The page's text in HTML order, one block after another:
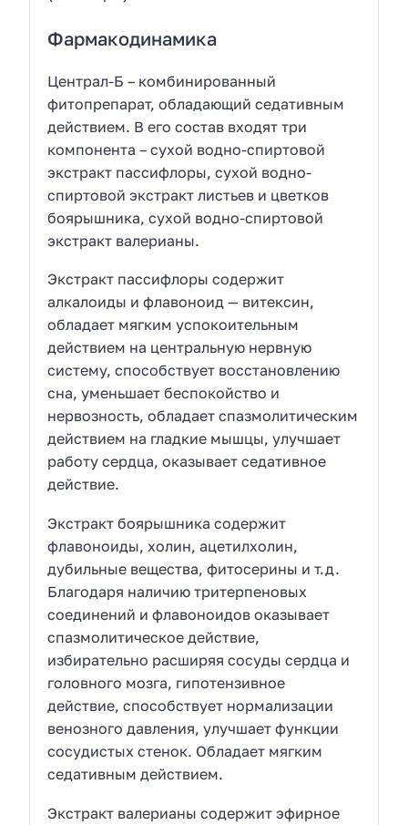
Фармакодинамика
Централ-Б – комбинированный
фитопрепарат, обладающий седативным
действием. В его состав входят три
компонента – сухой водно-спиртовой
экстракт пассифлоры, сухой водно-
спиртовой экстракт листьев и цветков
боярышника, сухой водно-спиртовой
экстракт валерианы.
Экстракт пассифлоры содержит
алкалоиды и флавоноид — витексин,
обладает мягким успокоительным
действием на центральную нервную
систему, способствует восстановлению
сна, уменьшает беспокойство и
нервозность, обладает спазмолитическим
действием на гладкие мышцы, улучшает
работу сердца, оказывает седативное
действие.
Экстракт боярышника содержит
флавоноиды, холин, ацетилхолин,
дубильные вещества, фитосерины и т.д.
Благодаря наличию тритерпеновых
соединений и флавоноидов оказывает
спазмолитическое действие,
избирательно расширяя сосуды сердца и
головного мозга, гипотензивное
действие, способствует нормализации
венозного давления, улучшает функции
сосудистых стенок. Обладает мягким
седативным действием.
Экстракт валерианы содержит эфирное